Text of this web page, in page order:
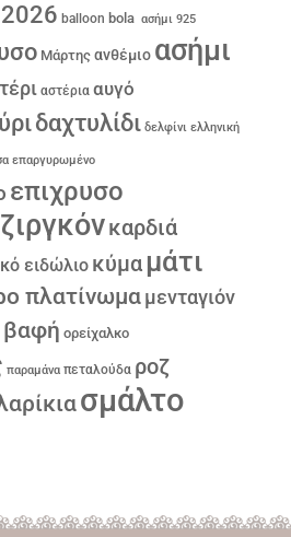
2026 balloon bola ασήμι 925
Μάρτης ανθέμιο ασήμι
αστέρια αυγό
δαχτυλίδι δελφίνι ελληνική
επαργυρωμένο
επιχρυσο
ζιργκόνκαρδιά
ειδώλιο κύμα μάτι
πλατίνωμα μενταγιόν
βαφή ορείχαλκο
παραμάνα πεταλούδα ροζ
σμάλτο